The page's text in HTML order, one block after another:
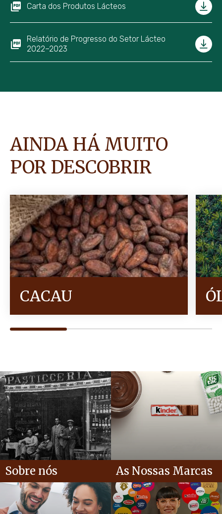
Carta dos Produtos Lácteos
Relatório de Progresso do Setor Lácteo
2022–2023
AINDA HÁ MUITO
POR DESCOBRIR
CACAU
Sobre nós As Nossas Marcas